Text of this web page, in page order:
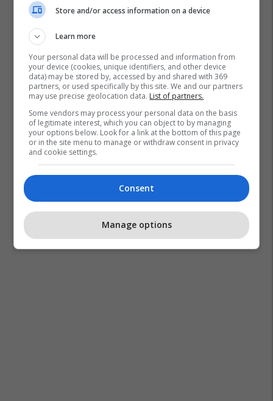
Kf Ballkani Kf Prishtina E Re
Store and/or access information on a device
Learn more
Your personal data will be processed and information from
your device (cookies, unique identifiers, and other device
data) may be stored by, accessed by and shared with 369
partners, or used specifically by this site. We and our partners
may use precise geolocation data. List of partners.
Some vendors may process your personal data on the basis
of legitimate interest, which you can object to by managing
your options below. Look for a link at the bottom of this page
or in the site menu to manage or withdraw consent in privacy
and cookie settings.
Consent
Manage options